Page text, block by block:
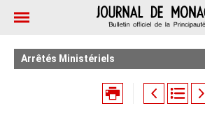
Arrêtés Ministériels